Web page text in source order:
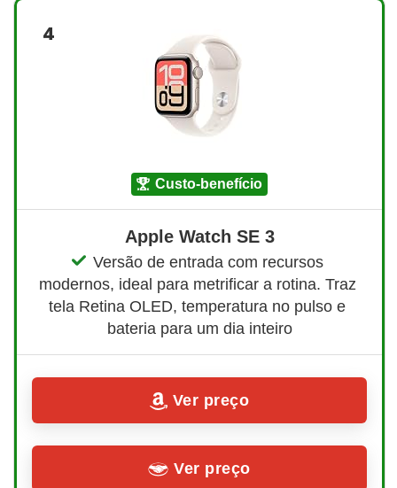
4
custo-benefício
Apple Watch SE 3
Versão de entrada com recursos
modernos, ideal para metrificar a rotina. Traz
tela Retina OLED, temperatura no pulso e
bateria para um dia inteiro
Ver preço
Ver preço